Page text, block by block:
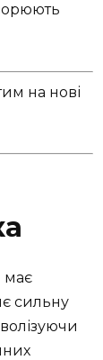
на нові
має
сильну